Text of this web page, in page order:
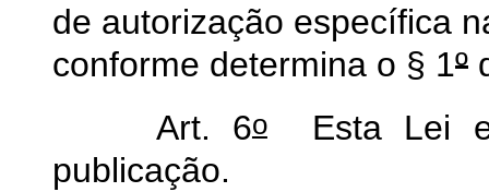
de autorização específica
conforme determina o § 1º
Art. 6oEsta Lei
publicação.